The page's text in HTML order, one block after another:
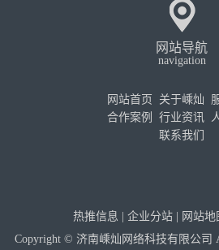
网站导航
navigation
网站首页 关于嵊灿
合作案例
行业资讯
联系我们
热推信息 | 企业分站 | 网站地
Copyright © 济南嵊灿网络科技有限公司